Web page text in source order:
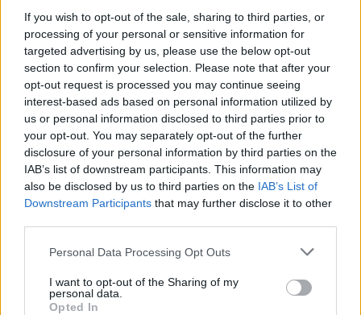
If you wish to opt-out of the sale, sharing to third parties, or
processing of your personal or sensitive information for
targeted advertising by us, please use the below opt-out
section to confirm your selection. Please note that after your
opt-out request is processed you may continue seeing
interest-based ads based on personal information utilized by
us or personal information disclosed to third parties prior to
your opt-out. You may separately opt-out of the further
disclosure of your personal information by third parties on the
IAB’s list of downstream participants. This information may
also be disclosed by us to third parties on the IAB’s List of
Downstream Participants that may further disclose it to other
Personal Data Processing Opt Outs
I want to opt-out of the Sharing of my
personal data.
Opted In
Servera sedan med alla tillbehören.
Skagenröra
1 kg oskalade räkor
2 msk hackad färsk dill
1 dl majonnäs och 1 dl crème fraiche
1/2 tsk salt
1 krm svartpeppar
1 tsk pressad citron
skalet av citronen
2 msk finhackad rödlök
Gör din skagenröra så här:
Tina och skala sedan räkorna. Hacka dill och skala och
hacka rödlök.Se till att den mesta av vätskan från